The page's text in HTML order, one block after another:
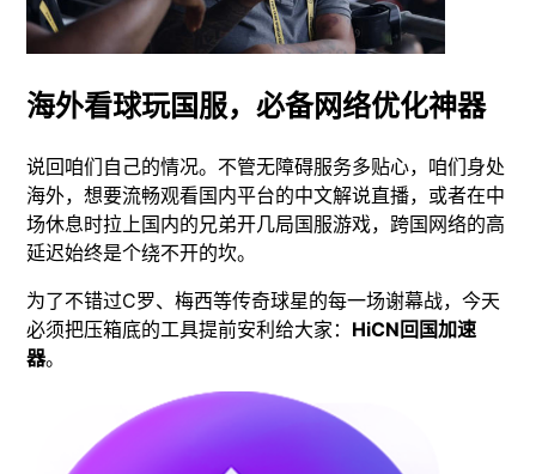
海外看球玩国服，必备网络优化神器
说回咱们自己的情况。不管无障碍服务多贴心，咱们身处
海外，想要流畅观看国内平台的中文解说直播，或者在中
场休息时拉上国内的兄弟开几局国服游戏，跨国网络的高
延迟始终是个绕不开的坎。
为了不错过C罗、梅西等传奇球星的每一场谢幕战，今天
必须把压箱底的工具提前安利给大家： HiCN回国加速
器。